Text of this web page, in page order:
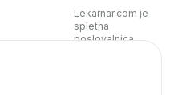
Lekarnar.com je
spletna
poslovalnica